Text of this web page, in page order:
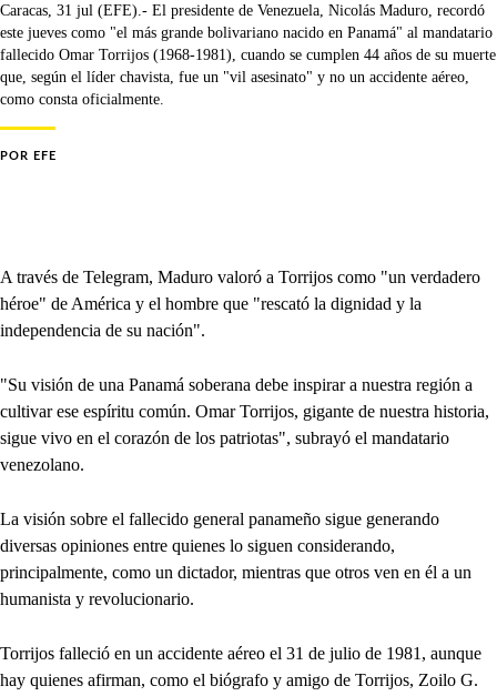
Caracas, 31 jul (EFE).- El presidente de Venezuela, Nicolás Maduro, recordó
este jueves como "el más grande bolivariano nacido en Panamá" al mandatario
fallecido Omar Torrijos (1968-1981), cuando se cumplen 44 años de su muerte
que, según el líder chavista, fue un "vil asesinato" y no un accidente aéreo,
como consta oficialmente.
POR EFE
A través de Telegram, Maduro valoró a Torrijos como "un verdadero
héroe" de América y el hombre que "rescató la dignidad y la
independencia de su nación".
"Su visión de una Panamá soberana debe inspirar a nuestra región a
cultivar ese espíritu común. Omar Torrijos, gigante de nuestra historia,
sigue vivo en el corazón de los patriotas", subrayó el mandatario
venezolano.
La visión sobre el fallecido general panameño sigue generando
diversas opiniones entre quienes lo siguen considerando,
principalmente, como un dictador, mientras que otros ven en él a un
humanista y revolucionario.
Torrijos falleció en un accidente aéreo el 31 de julio de 1981, aunque
hay quienes afirman, como el biógrafo y amigo de Torrijos, Zoilo G.